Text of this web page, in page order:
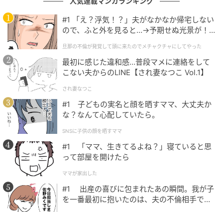
なるという波乱含みの展開も。気になるところで幕を
閉じました。
「心臓持たん」「溶けるかと思った」視聴者
悶絶の声続々
放送後のSNSは「激甘」を実感した視聴者の声でにぎ
わっています。「激甘すぎてやばい」「激メロすぎて
心臓持たん」「ずっとドキドキしっぱなし」「溶ける
かと思った」など、興奮のコメントが多数投稿されま
した。
また、「2人とも可愛すぎる」「ニヤけが止まらない」
と、初々しい2人の様子に頬がゆるんだ視聴者も多かっ
たようです。
#1 「え？浮気！？」夫がなかなか帰宅しない
ので、ふと外を見ると…→予期せぬ光景が！
クチャにしてやった
旦那の不倫が発覚して頭に来たのでメチャクチャにしてやった
最初に感じた違和感…普段マメに連絡をして
こない夫からのLINE【され妻なつこ Vol.1】
され妻なつこ
#1 子どもの実名と顔を晒すママ、大丈夫か
な？なんて心配していたら。
SNSに子供の顔を晒すママ
#1 「ママ、生きてるよね？」寝ていると思
って部屋を開けたら
ママが家出した
#1 出産の喜びに包まれたあの瞬間。我が子
を一番最初に抱いたのは、夫の不倫相手でし